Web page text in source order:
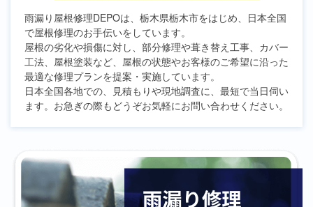
雨漏り屋根修理DEPOは、栃木県栃木市をはじめ、日本全国
で屋根修理のお手伝いをしています。
屋根の劣化や損傷に対し、部分修理や葺き替え工事、カバー
工法、屋根塗装など、屋根の状態やお客様のご希望に沿った
最適な修理プランを提案・実施しています。
日本全国各地での、見積もりや現地調査に、最短で当日伺い
ます。お急ぎの際もどうぞお気軽にお問い合わせください。